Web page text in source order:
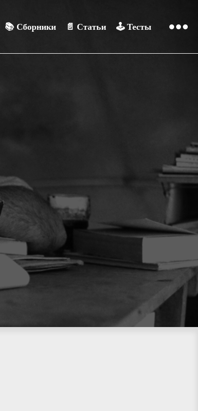
📚 Сборники 📄 Статьи 🕹️ Тесты